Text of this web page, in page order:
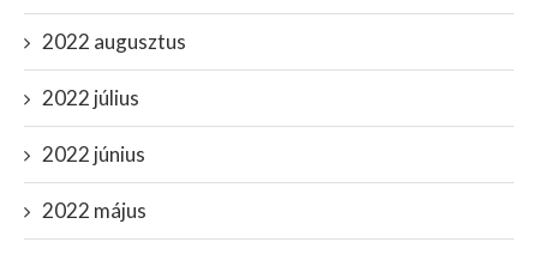
2022 augusztus
2022 július
2022 június
2022 május